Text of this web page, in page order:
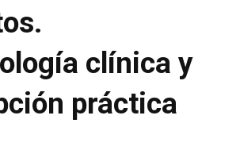
clínica y
práctica